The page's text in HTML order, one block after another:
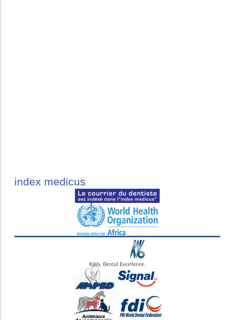
index medicus